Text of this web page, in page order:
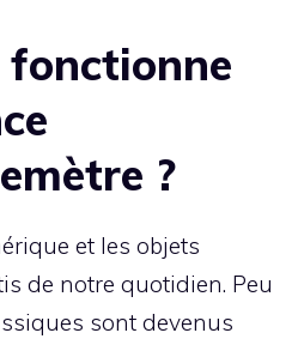
fonctionne
?
et les objets
de notre quotidien. Peu
sont devenus